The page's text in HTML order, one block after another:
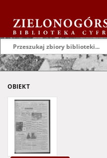
OBIEKT